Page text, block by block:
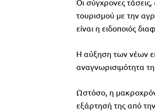
Οι σύγχρονες
τουρισμού με την
είναι η ειδοποιός
Η αύξηση των νέων
αναγνωρισιμότητα
Ωστόσο, η
εξάρτησή της από